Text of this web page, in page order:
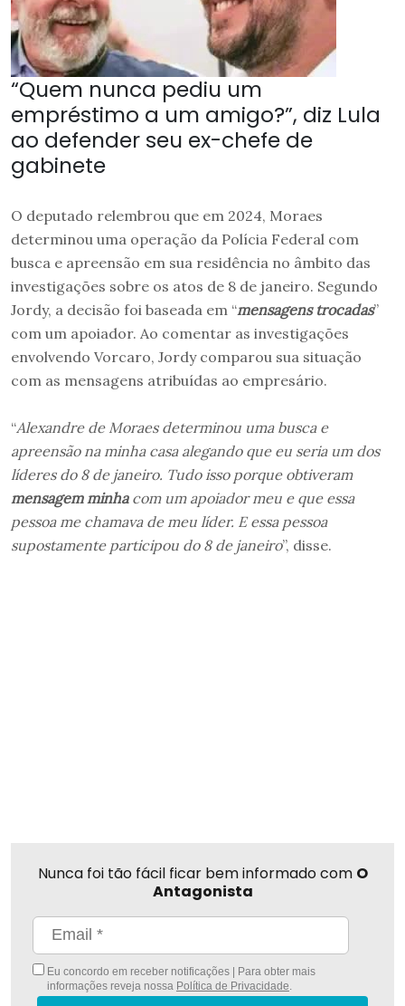
“Quem nunca pediu um
empréstimo a um amigo?”, diz Lula
ao defender seu ex-chefe de
gabinete
O deputado relembrou que em 2024, Moraes
determinou uma operação da Polícia Federal com
busca e apreensão em sua residência no âmbito das
investigações sobre os atos de 8 de janeiro. Segundo
Jordy, a decisão foi baseada em “mensagens trocadas”
com um apoiador. Ao comentar as investigações
envolvendo Vorcaro, Jordy comparou sua situação
com as mensagens atribuídas ao empresário.
“Alexandre de Moraes determinou uma busca e
apreensão na minha casa alegando que eu seria um dos
líderes do 8 de janeiro. Tudo isso porque obtiveram
mensagem minha com um apoiador meu e que essa
pessoa me chamava de meu líder. E essa pessoa
supostamente participou do 8 de janeiro”, disse.
Nunca foi tão fácil ficar bem informado com O
Antagonista
Eu concordo em receber notificações | Para obter mais
informações reveja nossa Política de Privacidade